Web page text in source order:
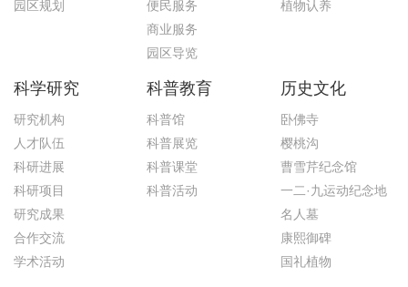
园区规划
便民服务
商业服务
园区导览
植物认养
科学研究
研究机构
人才队伍
科研进展
科研项目
研究成果
合作交流
学术活动
科普教育
科普馆
科普展览
科普课堂
科普活动
历史文化
卧佛寺
樱桃沟
曹雪芹纪念馆
一二·九运动纪念地
名人墓
康熙御碑
国礼植物